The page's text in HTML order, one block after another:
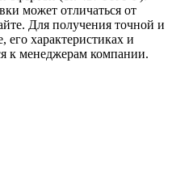
может отличаться от
Для получения точной и
его характеристиках и
к менеджерам компании.